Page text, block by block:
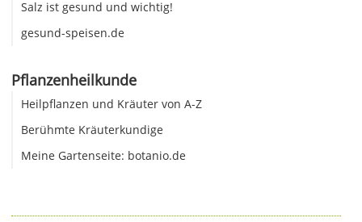
Salz ist gesund und wichtig!
gesund-speisen.de
Pflanzenheilkunde
Heilpflanzen und Kräuter von A-Z
Berühmte Kräuterkundige
Meine Gartenseite: botanio.de